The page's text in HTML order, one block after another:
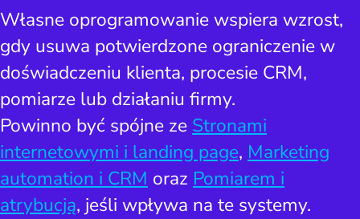
Własne oprogramowanie wspiera wzrost,
gdy usuwa potwierdzone ograniczenie w
doświadczeniu klienta, procesie CRM,
pomiarze lub działaniu firmy.
Powinno być spójne ze Stronami
internetowymi i landing page, Marketing
automation i CRM oraz Pomiarem i
atrybucją, jeśli wpływa na te systemy.